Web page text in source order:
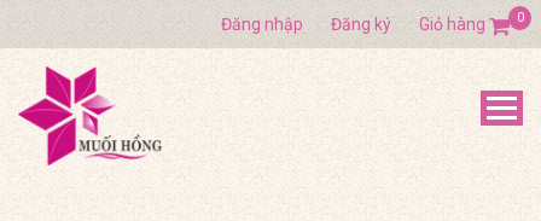
Đăng nhập Đăng ký Giỏ hàng 0